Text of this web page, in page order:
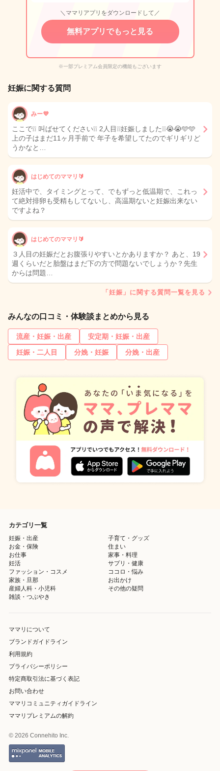
＼ママリアプリをダウンロードして／
無料アプリでもっと見る
※一部プレミアム会員限定の機能もございます
妊娠に関する質問
みー💜
ここで❕❕ 叫ばせてください❕❕ 2人目❕❕妊娠しました❕❕😭😭🩵🩵
上の子はまだ11ヶ月手前で 年子を希望してたのでギリギリど
うかなと…
はじめてのママリ🔰
妊活中で、タイミングとって、でもずっと低温期で、これっ
て絶対排卵も受精もしてないし、高温期ないと妊娠出来ない
ですよね？
はじめてのママリ🔰
３人目の妊娠だとお腹張りやすいとかありますか？ あと、19
週くらいだと胎盤はまだ下の方で問題ないでしょうか？先生
からは問題…
「妊娠」に関する質問一覧を見る
みんなの口コミ・体験談まとめから見る
流産・妊娠・出産
安定期・妊娠・出産
妊娠・二人目
分娩・妊娠 分娩・出産
カテゴリ一覧
妊娠・出産
子育て・グッズ
お金・保険
住まい
お仕事
家事・料理
妊活
サプリ・健康
ファッション・コスメ
ココロ・悩み
家族・旦那
お出かけ
産婦人科・小児科
その他の疑問
雑談・つぶやき
ママリについて
ブランドガイドライン
利用規約
プライバシーポリシー
特定商取引法に基づく表記
お問い合わせ
ママリコミュニティガイドライン
ママリプレミアムの解約
© 2026 Connehito Inc.